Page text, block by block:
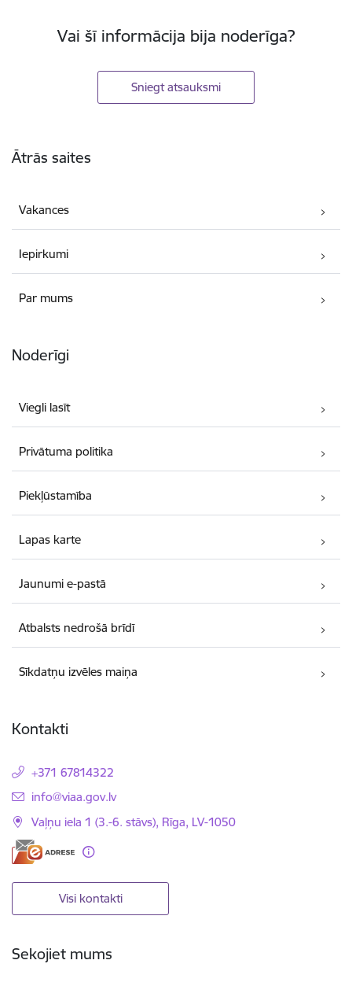
Vai šī informācija bija noderīga?
Sniegt atsauksmi
Ātrās saites
Vakances
Iepirkumi
Par mums
Noderīgi
Viegli lasīt
Privātuma politika
Piekļūstamība
Lapas karte
Jaunumi e-pastā
Atbalsts nedrošā brīdī
Sīkdatņu izvēles maiņa
Kontakti
+371 67814322
E-pasts:
info@viaa.gov.lv
Vaļņu iela 1 (3.-6. stāvs), Rīga, LV-1050
Visi kontakti
Sekojiet mums